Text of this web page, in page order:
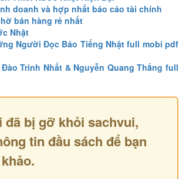
doanh và hợp nhất báo cáo tài chính
bán hàng rẻ nhất
Nhật
Người Đọc Báo Tiếng Nhật full mobi pdf
Trinh Nhất & Nguyễn Quang Thắng full
đã bị gỡ khỏi sachvui,
tin đầu sách để bạn